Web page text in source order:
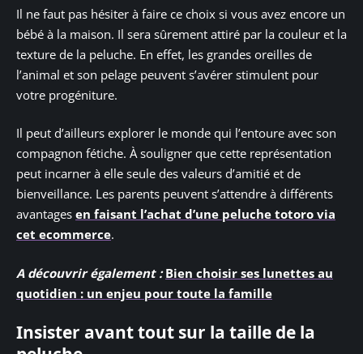
Il ne faut pas hésiter à faire ce choix si vous avez encore un
bébé à la maison. Il sera sûrement attiré par la couleur et la
texture de la peluche. En effet, les grandes oreilles de
l’animal et son pelage peuvent s’avérer stimulent pour
votre progéniture.
Il peut d’ailleurs explorer le monde qui l’entoure avec son
compagnon fétiche. À souligner que cette représentation
peut incarner à elle seule des valeurs d’amitié et de
bienveillance. Les parents peuvent s’attendre à différents
avantages en faisant l’achat d’une peluche totoro via
cet ecommerce.
A découvrir également : Bien choisir ses lunettes au
quotidien : un enjeu pour toute la famille
Insister avant tout sur la taille de la